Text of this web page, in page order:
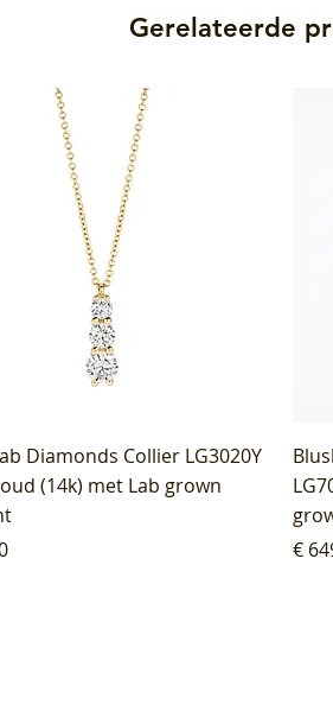
Gerelateerde
Diamonds Collier LG3020Y
(14k) met Lab grown
Prijs
€